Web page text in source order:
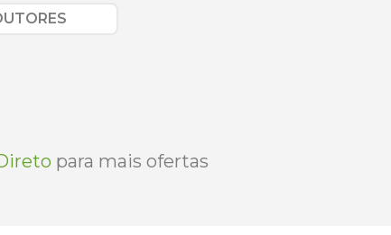
para mais ofertas